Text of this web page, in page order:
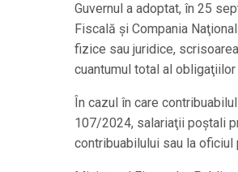
Guvernul a adoptat, în 25
Fiscală şi Compania
fizice sau juridice,
cuantumul total al
În cazul în care
107/2024, salariaţii poştali
contribuabilului sau la